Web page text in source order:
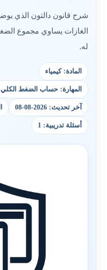
شرح قانون دالتون الذي
الغازات يساوي مجموع
له.
المادة: كيمياء
المهارة: حساب الضغط
آخر تحديث: 2026-08-08
أسئلة تدريبية: 1